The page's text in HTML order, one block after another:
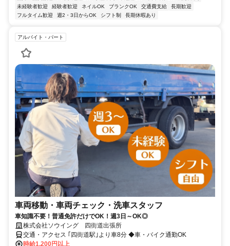
未経験者歓迎
経験者歓迎 ネイルOK ブランクOK 交通費支給
長期歓迎
フルタイム歓迎
週2・3日からOK シフト制 長期休暇あり
アルバイト・パート
車両移動・車両チェック・洗車スタッフ
車知識不要！普通免許だけでOK！週3日～OK◎
株式会社ソウイング 四街道出張所
交通・アクセス ｢四街道駅｣より車8分 ◆車・バイク通勤OK
時給1,200円以上